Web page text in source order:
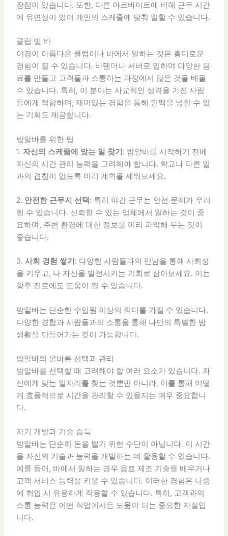
장점이 있습니다. 또한, 다른 아르바이트에 비해 근무 시간
에 유연성이 있어 개인의 스케줄에 맞춰 일할 수 있습니다.
클럽 및 바
야경이 아름다운 클럽이나 바에서 일하는 것은 흥미로운
경험이 될 수 있습니다. 바텐더나 서버로 일하며 다양한 음
료를 만들고 고객들과 소통하는 과정에서 많은 것을 배울
수 있습니다. 특히, 이 분야는 사교적인 성격을 가진 사람
들에게 적합하며, 재미있는 경험을 통해 인맥을 넓힐 수 있
는 기회도 제공합니다.
밤알바를 위한 팁
1. 자신의 스케줄에 맞는 일 찾기 : 밤알바를 시작하기 전에
자신의 시간 관리 능력을 고려해야 합니다. 학교나 다른 일
과의 겹침이 없도록 미리 계획을 세워보세요.
2. 안전한 근무지 선택 : 특히 야간 근무는 안전 문제가 우려
될 수 있습니다. 신뢰할 수 있는 업체에서 일하는 것이 중
요하며, 주변 환경에 대한 정보를 미리 파악해 두는 것이
좋습니다.
3. 사회 경험 쌓기 : 다양한 사람들과의 만남을 통해 사회성
을 키우고, 나 자신을 발전시키는 기회로 삼아보세요. 이는
향후 진로에도 도움이 될 수 있습니다.
밤알바는 단순한 수입원 이상의 의미를 가질 수 있습니다.
다양한 경험과 사람들과의 소통을 통해 나만의 특별한 밤
생활을 만들어가는 것이 가능합니다.
밤알바의 올바른 선택과 관리
밤알바를 선택할 때 고려해야 할 여러 요소가 있습니다. 자
신에게 맞는 일자리를 찾는 것뿐만 아니라, 이를 통해 어떻
게 효율적으로 시간을 관리할 수 있을지는 매우 중요합니
다.
자기 개발과 기술 습득
밤알바는 단순히 돈을 벌기 위한 수단이 아닙니다. 이 시간
을 자신의 기술과 능력을 개발하는 데 활용할 수 있습니다.
예를 들어, 바에서 일하는 경우 음료 제조 기술을 배우거나
고객 서비스 능력을 키울 수 있습니다. 이러한 경험은 나중
에 취업 시 유용하게 작용할 수 있습니다. 특히, 고객과의
소통 능력은 어떤 직업에서든 도움이 되는 중요한 자질입
니다.